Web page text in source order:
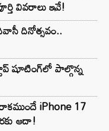
వివరాలు ఇవే!
దినోత్సవం..
షూటింగ్‌లో పాల్గొన్న
iPhone 17
ఆదా!